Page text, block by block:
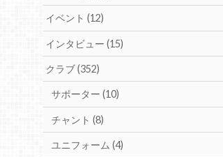
イベント(12)
インタビュー(15)
クラブ(352)
サポーター (10)
チャント (8)
ユニフォーム (4)